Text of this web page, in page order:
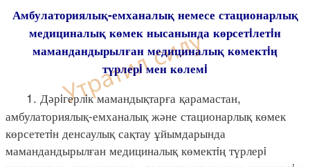
Амбулаториялық-емханалық немесе стационарлық
медициналық көмек нысанында көрсетiлетiн
мамандандырылған медициналық көмектiң
түрлерi мен көлемi
1. Дәрiгерлiк мамандықтарға қарамастан,
амбулаториялық-емханалық және стационарлық көмек
көрсететiн денсаулық сақтау ұйымдарында
мамандандырылған медициналық көмектiң түрлерi